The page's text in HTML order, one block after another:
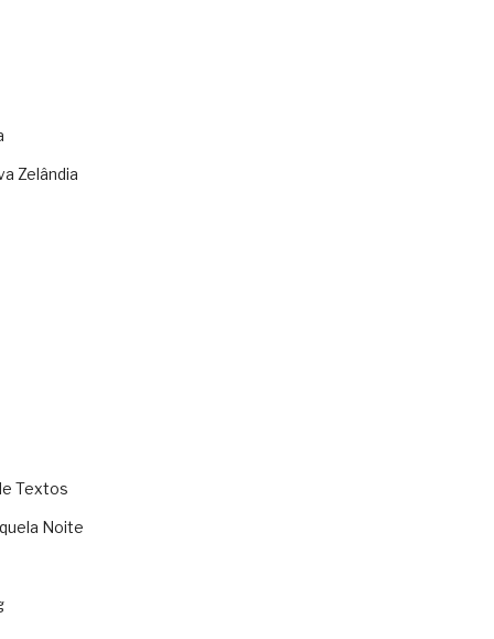
Zelândia
Textos
Noite